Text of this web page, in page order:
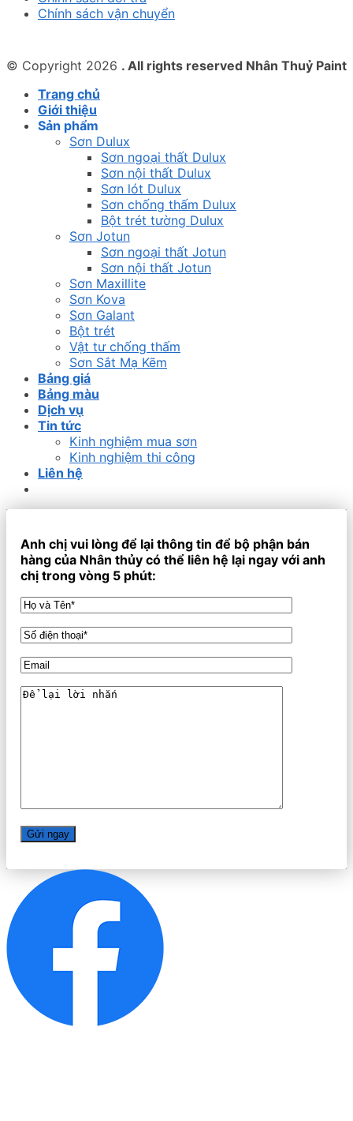
Chính sách vận chuyển
© Copyright 2026 . All rights reserved Nhân Thuỷ Paint
Trang chủ
Giới thiệu
Sản phẩm
Sơn Dulux
Sơn ngoại thất Dulux
Sơn nội thất Dulux
Sơn lót Dulux
Sơn chống thấm Dulux
Bột trét tường Dulux
Sơn Jotun
Sơn ngoại thất Jotun
Sơn nội thất Jotun
Sơn Maxillite
Sơn Kova
Sơn Galant
Bột trét
Vật tư chống thấm
Sơn Sắt Mạ Kẽm
Bảng giá
Bảng màu
Dịch vụ
Tin tức
Kinh nghiệm mua sơn
Kinh nghiệm thi công
Liên hệ
Anh chị vui lòng để lại thông tin để bộ phận bán
hàng của Nhân thủy có thể liên hệ lại ngay với anh
chị trong vòng 5 phút: